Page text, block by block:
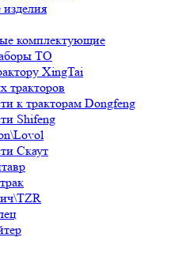
комплектующие
ТО
XingTai
тракторов
к тракторам Dongfeng
Shifeng
Скаут